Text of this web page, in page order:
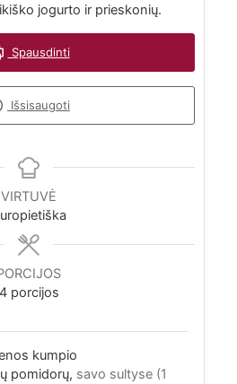
jogurto ir prieskonių.
Spausdinti
Išsisaugoti
VIRTUVĖ
4 porcijos
kumpio
pomidorų, savo sultyse (1